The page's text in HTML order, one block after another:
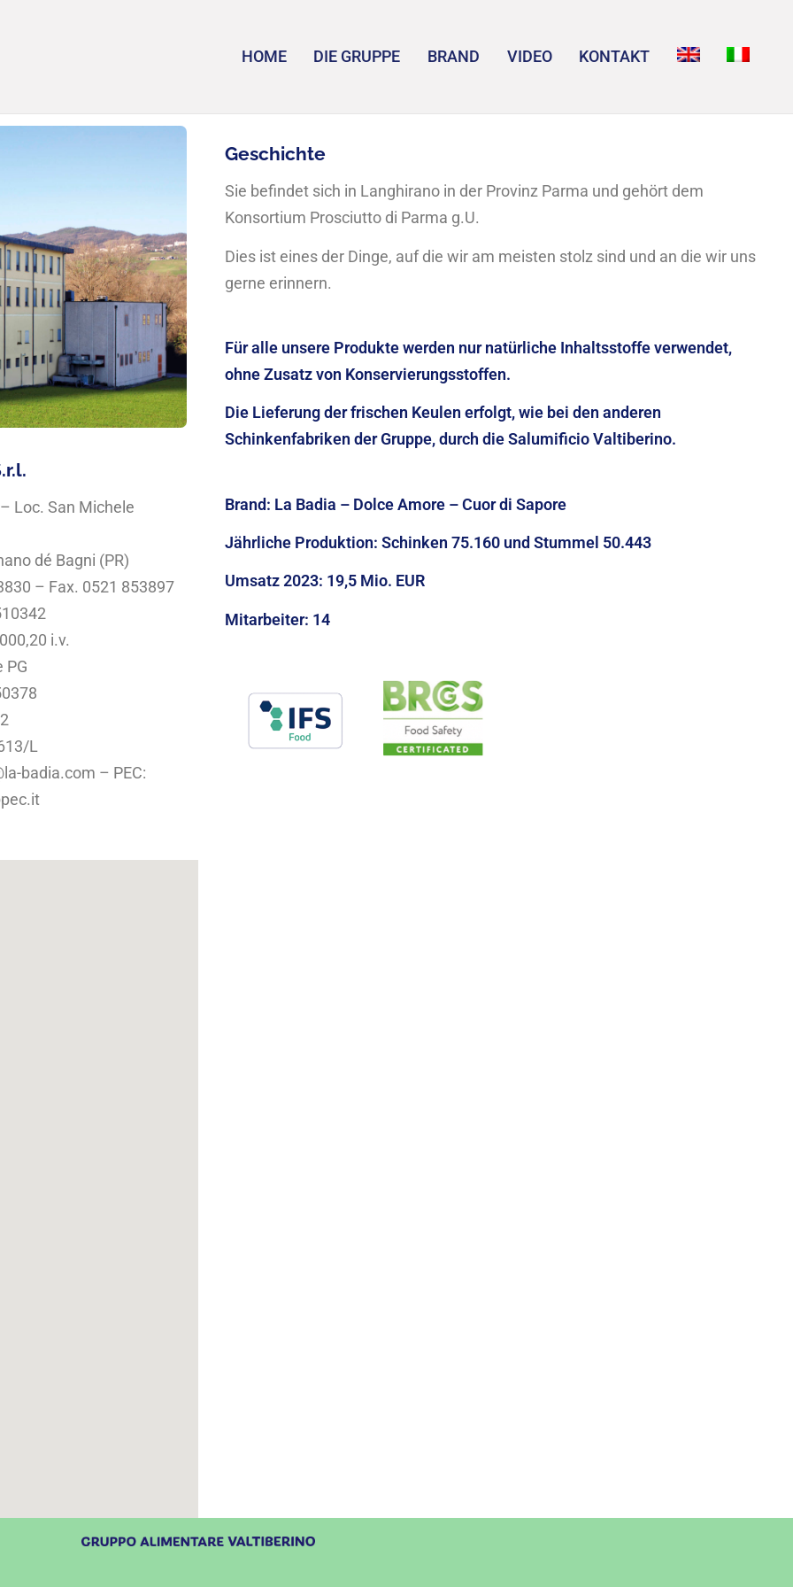
HOME DIE GRUPPE BRAND VIDEO KONTAKT
Loc. San Michele
dé Bagni (PR)
– Fax. 0521 853897
i.v.
PG
L
badia.com – PEC:
Geschichte
Sie befindet sich in Langhirano in der Provinz Parma und gehört dem
Konsortium Prosciutto di Parma g.U.
Dies ist eines der Dinge, auf die wir am meisten stolz sind und an die wir uns
gerne erinnern.
Für alle unsere Produkte werden nur natürliche Inhaltsstoffe verwendet,
ohne Zusatz von Konservierungsstoffen.
Die Lieferung der frischen Keulen erfolgt, wie bei den anderen
Schinkenfabriken der Gruppe, durch die Salumificio Valtiberino.
Brand: La Badia – Dolce Amore – Cuor di Sapore
Jährliche Produktion: Schinken 75.160 und Stummel 50.443
Umsatz 2023: 19,5 Mio. EUR
Mitarbeiter: 14